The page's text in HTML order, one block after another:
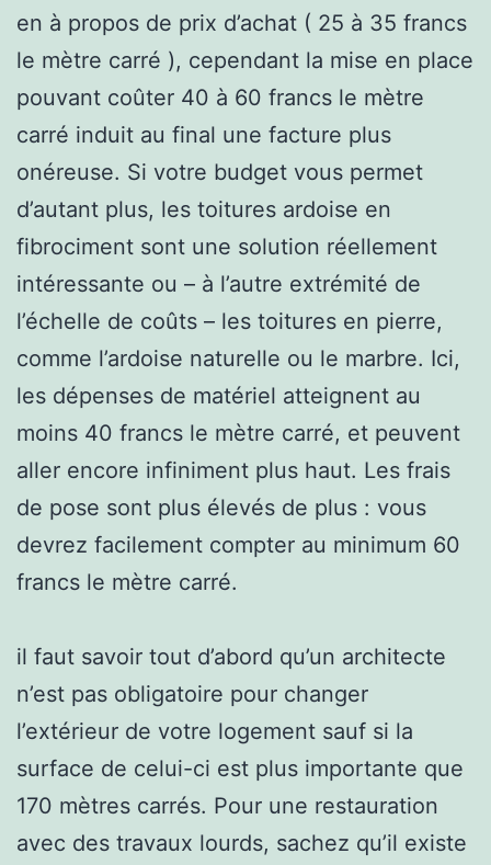
en à propos de prix d’achat ( 25 à 35 francs
le mètre carré ), cependant la mise en place
pouvant coûter 40 à 60 francs le mètre
carré induit au final une facture plus
onéreuse. Si votre budget vous permet
d’autant plus, les toitures ardoise en
fibrociment sont une solution réellement
intéressante ou – à l’autre extrémité de
l’échelle de coûts – les toitures en pierre,
comme l’ardoise naturelle ou le marbre. Ici,
les dépenses de matériel atteignent au
moins 40 francs le mètre carré, et peuvent
aller encore infiniment plus haut. Les frais
de pose sont plus élevés de plus : vous
devrez facilement compter au minimum 60
francs le mètre carré.
il faut savoir tout d’abord qu’un architecte
n’est pas obligatoire pour changer
l’extérieur de votre logement sauf si la
surface de celui-ci est plus importante que
170 mètres carrés. Pour une restauration
avec des travaux lourds, sachez qu’il existe